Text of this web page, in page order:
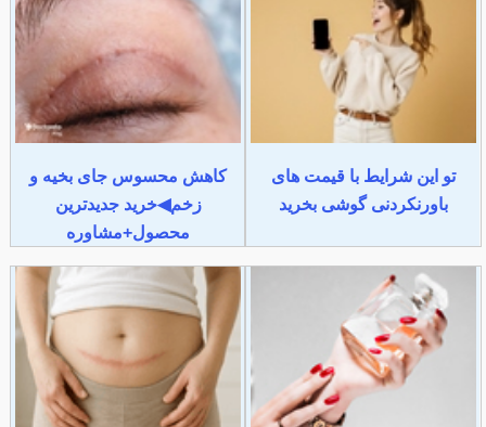
تو این شرایط با قیمت های
باورنکردنی گوشی بخرید
کاهش محسوس جای بخیه و
زخم◀خرید جدیدترین
محصول+مشاوره